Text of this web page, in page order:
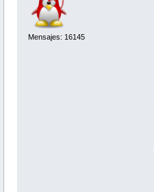
Mensajes: 16145